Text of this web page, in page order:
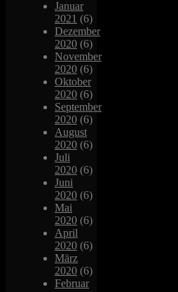
Januar
2021 (6)
Dezember
2020 (6)
November
2020 (6)
Oktober
2020 (6)
September
2020 (6)
August
2020 (6)
Juli
2020 (6)
Juni
2020 (6)
Mai
2020 (6)
April
2020 (6)
März
2020 (6)
Februar